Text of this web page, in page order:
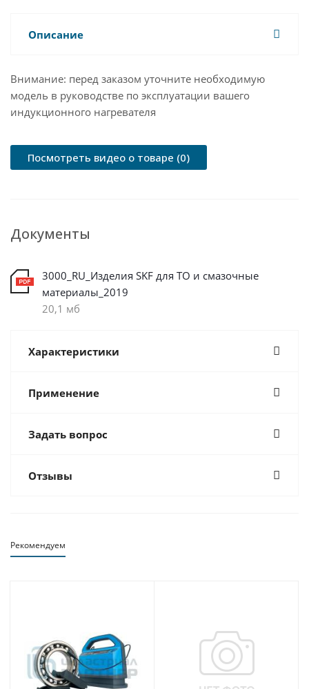
Описание
Внимание: перед заказом уточните необходимую
модель в руководстве по эксплуатации вашего
индукционного нагревателя
Посмотреть видео о товаре (0)
Документы
3000_RU_Изделия SKF для ТО и смазочные
материалы_2019
20,1 мб
Характеристики
Применение
Задать вопрос
Отзывы
Рекомендуем